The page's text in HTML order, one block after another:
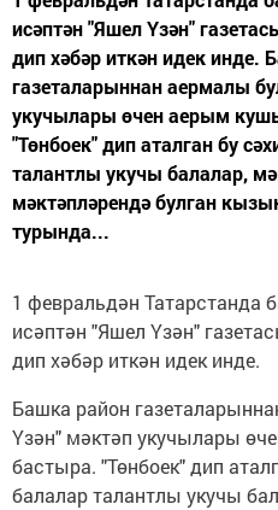
исәптән "Яшел Үзән"
дип хәбәр иткән идек инде.
газеталарыннан аермалы
укучылары өчен аерым
"Төнбоек" дип аталган бу
талантлы укучы балалар,
мәктәпләрендә булган
турында...
1 февральдән Татарстанда
исәптән "Яшел Үзән"
дип хәбәр иткән идек инде.
Башка район
Үзән" мәктәп укучылары
бастыра. "Төнбоек" дип
балалар талантлы укучы